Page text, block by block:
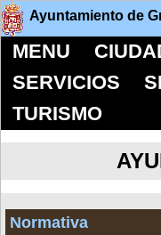
Ayuntamiento de
MENU
SERVICIOS
TURISMO
Normativa